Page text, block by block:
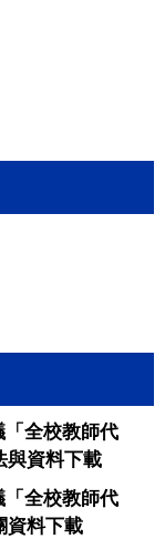
全校教師代
與資料下載
全校教師代
資料下載